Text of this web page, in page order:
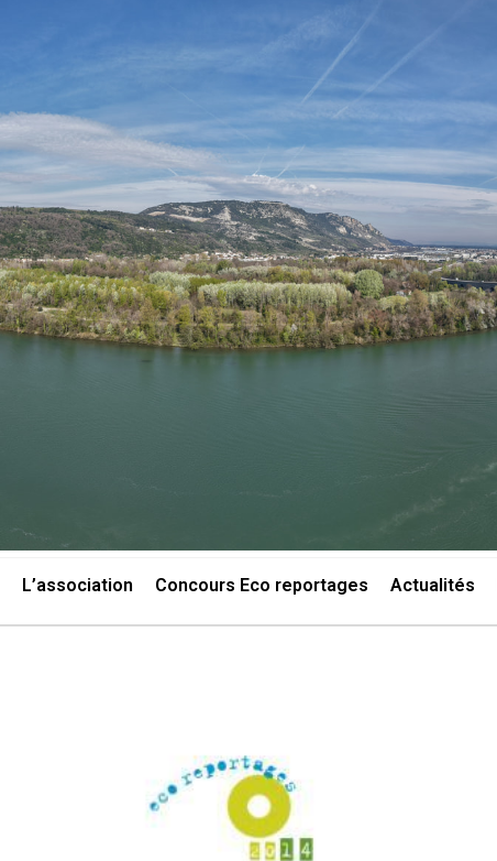
L’association Concours Eco reportages Actualités